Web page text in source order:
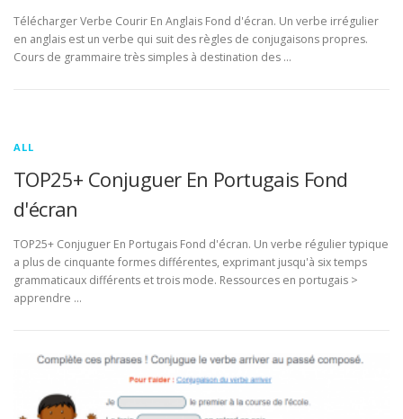
Télécharger Verbe Courir En Anglais Fond d'écran. Un verbe irrégulier
en anglais est un verbe qui suit des règles de conjugaisons propres.
Cours de grammaire très simples à destination des …
ALL
TOP25+ Conjuguer En Portugais Fond
d'écran
TOP25+ Conjuguer En Portugais Fond d'écran. Un verbe régulier typique
a plus de cinquante formes différentes, exprimant jusqu'à six temps
grammaticaux différents et trois mode. Ressources en portugais >
apprendre …